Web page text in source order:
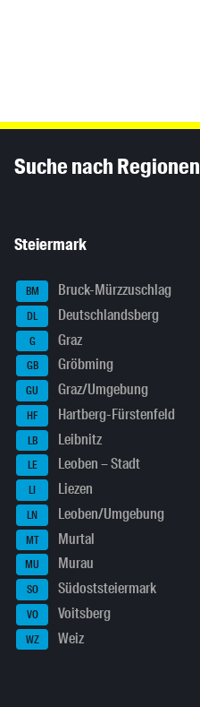
Suche nach Regionen
Steiermark
BM Bruck-Mürzzuschlag
DL Deutschlandsberg
G Graz
GB Gröbming
GU Graz/Umgebung
HF Hartberg-Fürstenfeld
LB Leibnitz
LE Leoben – Stadt
LI Liezen
LN Leoben/Umgebung
MT Murtal
MU Murau
SO Südoststeiermark
VO Voitsberg
WZ Weiz